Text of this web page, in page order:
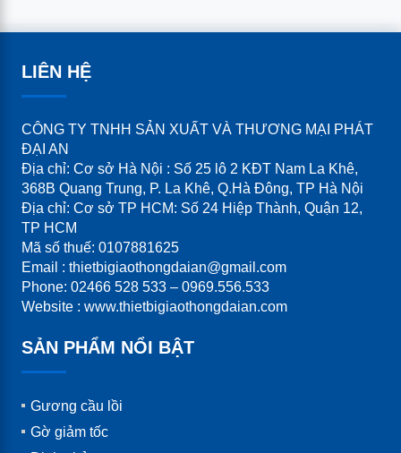
LIÊN HỆ
CÔNG TY TNHH SẢN XUẤT VÀ THƯƠNG MẠI PHÁT
ĐẠI AN
Địa chỉ: Cơ sở Hà Nội : Số 25 lô 2 KĐT Nam La Khê,
368B Quang Trung, P. La Khê, Q.Hà Đông, TP Hà Nội
Địa chỉ: Cơ sở TP HCM: Số 24 Hiệp Thành, Quận 12,
TP HCM
Mã số thuế: 0107881625
Email : thietbigiaothongdaian@gmail.com
Phone: 02466 528 533 – 0969.556.533
Website : www.thietbigiaothongdaian.com
SẢN PHẨM NỔI BẬT
Gương cầu lồi
Gờ giảm tốc